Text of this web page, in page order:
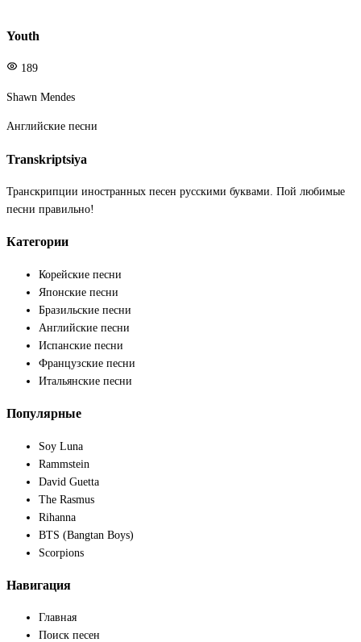
Youth
189
Shawn Mendes
Английские песни
Transkriptsiya
Транскрипции иностранных песен русскими буквами. Пой любимые
песни правильно!
Категории
Корейские песни
Японские песни
Бразильские песни
Английские песни
Испанские песни
Французские песни
Итальянские песни
Популярные
Soy Luna
Rammstein
David Guetta
The Rasmus
Rihanna
BTS (Bangtan Boys)
Scorpions
Навигация
Главная
Поиск песен